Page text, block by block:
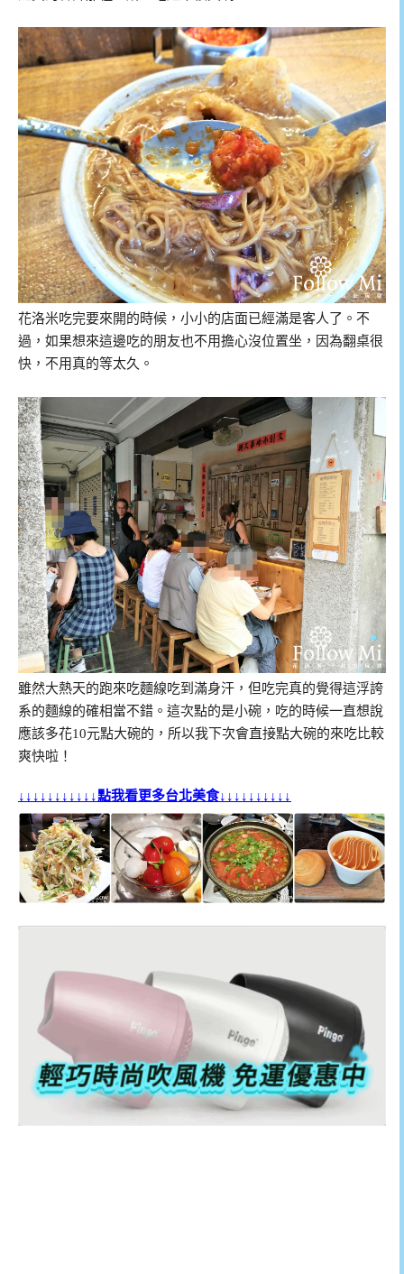
花洛米吃完要來開的時候，小小的店面已經滿是客人了。不
過，如果想來這邊吃的朋友也不用擔心沒位置坐，因為翻桌很
快，不用真的等太久。
雖然大熱天的跑來吃麵線吃到滿身汗，但吃完真的覺得這浮誇
系的麵線的確相當不錯。這次點的是小碗，吃的時候一直想說
應該多花10元點大碗的，所以我下次會直接點大碗的來吃比較
爽快啦！
↓↓↓↓↓↓↓↓↓↓↓點我看更多台北美食↓↓↓↓↓↓↓↓↓↓